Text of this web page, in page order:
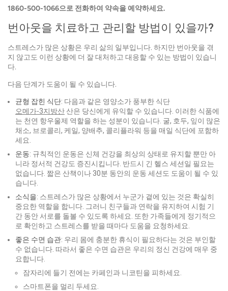
1860-500-1066으로 전화하여 약속을 예약하세요.
번아웃을 치료하고 관리할 방법이 있을까?
스트레스가 많은 상황은 우리 삶의 일부입니다. 하지만 번아웃을 겪
지 않고도 이런 상황에 더 잘 대처하고 대응할 수 있는 방법이 있습니
다.
다음 단계가 도움이 될 수 있습니다.
균형 잡힌 식단: 다음과 같은 영양소가 풍부한 식단
오메가-3지방산산은 당신에게 유익할 수 있습니다. 이러한 식품에
는 천연 항우울제 역할을 하는 성분이 있습니다. 굴, 호두, 잎이 많은
채소, 브로콜리, 케일, 양배추, 콜리플라워 등을 매일 식단에 포함하
세요.
운동: 규칙적인 운동은 신체 건강을 최상의 상태로 유지할 뿐만 아
니라 정서적 건강도 증진시킵니다. 반드시 긴 헬스 세션일 필요는
없습니다. 짧은 산책이나 30분 동안의 운동 세션도 도움이 될 수 있
습니다.
소식을: 스트레스가 많은 상황에서 누군가 곁에 있는 것은 확실히
중요한 역할을 합니다. 그러니 친구들과 연락을 유지하여 시험 기
간 동안 서로를 돌볼 수 있도록 하세요. 또한 가족들에게 정기적으
로 확인하고 스트레스를 받을 때마다 도움을 요청하세요.
좋은 수면 습관: 우리 몸에 충분한 휴식이 필요하다는 것은 부인할
수 없습니다. 따라서 좋은 수면 습관은 우리의 정신 건강에 매우 중
요합니다.
잠자리에 들기 전에는 카페인과 니코틴을 피하세요.
스마트폰을 멀리 두세요.